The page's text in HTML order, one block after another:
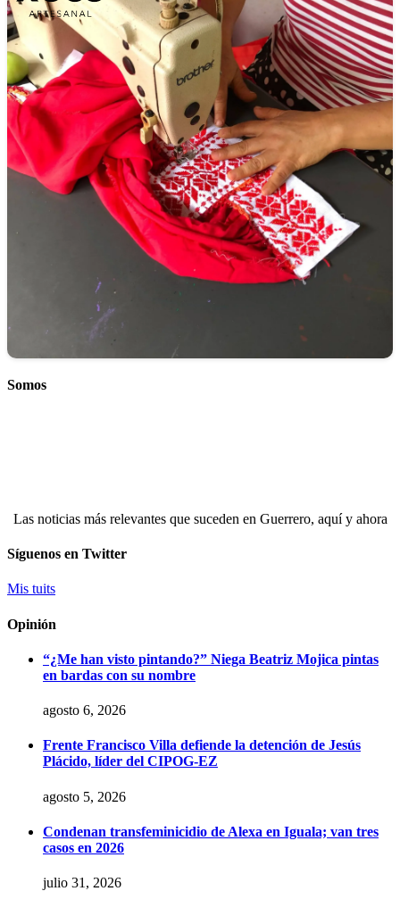
Somos
Las noticias más relevantes que suceden en Guerrero, aquí y ahora
Síguenos en Twitter
Mis tuits
Opinión
“¿Me han visto pintando?” Niega Beatriz Mojica pintas
en bardas con su nombre
agosto 6, 2026
Frente Francisco Villa defiende la detención de Jesús
Plácido, líder del CIPOG-EZ
agosto 5, 2026
Condenan transfeminicidio de Alexa en Iguala; van tres
casos en 2026
julio 31, 2026